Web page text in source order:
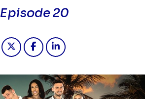
Episode 20
Partager "2024-09-09 18:10 - La
Partager "2024-09-09